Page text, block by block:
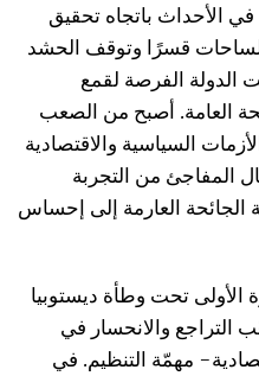
في الأحداث باتجاه تحقيق
قسرًا وتوقف الحشد
الدولة الفرصة لقمع
العامة. أصبح من الصعب
السياسية والاقتصادية
المفاجئ من التجربة
الجائحة العارمة إلى إحساس
الأولى تحت وطأة ديستوبيا
التراجع والانحسار في
مهمّة التنظيم. في